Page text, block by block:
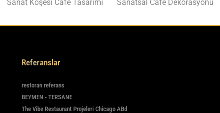
Sanat Köşesi Cafe Tasarımı Sanatsal Cafe Dekorasyonu
Referanslar
restoran referans
BEYMEN - TERSANE
The Vibe Restaurant Projeleri Chicago ABd